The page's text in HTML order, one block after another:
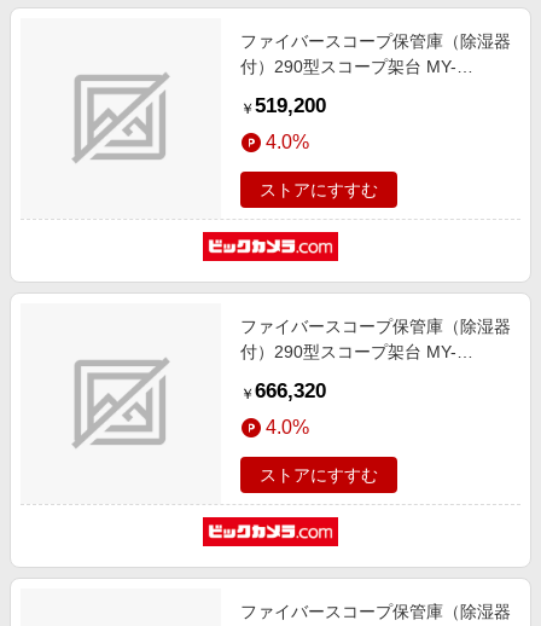
ファイバースコープ保管庫（除湿器
付）290型スコープ架台 MY-
￥ 519,200
4.0%
ストアにすすむ
ファイバースコープ保管庫（除湿器
付）290型スコープ架台 MY-
￥ 666,320
4.0%
ストアにすすむ
ファイバースコープ保管庫（除湿器